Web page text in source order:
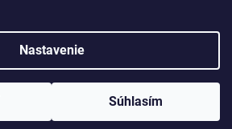
Nastavenie
Súhlasím
D2solutions
. Všetky práva vyhradené.